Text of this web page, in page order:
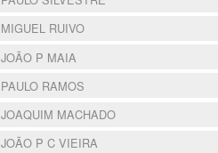
MIGUEL RUIVO
JOÃO P MAIA
PAULO RAMOS
JOAQUIM MACHADO
JOÃO P C VIEIRA